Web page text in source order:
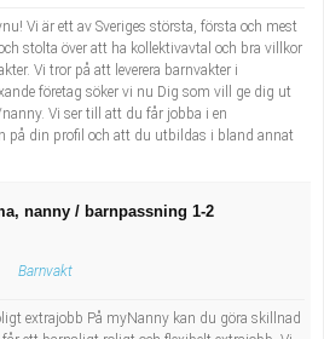
Vi är ett av Sveriges största, första och mest
stolta över att ha kollektivavtal och bra villkor
Vi tror på att leverera barnvakter i
företag söker vi nu Dig som vill ge dig ut
Vi ser till att du får jobba i en
på din profil och att du utbildas i bland annat
nanny / barnpassning 1-2
Barnvakt
extrajobb På myNanny kan du göra skillnad